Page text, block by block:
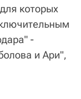
которых
-
и Ари",